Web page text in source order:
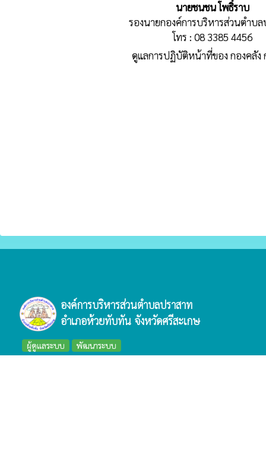
นายชนชน โพธิ์ราบ
รองนายกองค์การบริหารส่วนตำบ
โทร : 08 3385 4456
ดูแลการปฏิบัติหน้าที่ของ กองคลัง
องค์การบริหารส่วนตำบลปราสาท
อำเภอห้วยทับทัน จังหวัดศรีสะเกษ
ผู้ดูแลระบบ พัฒนาระบบ